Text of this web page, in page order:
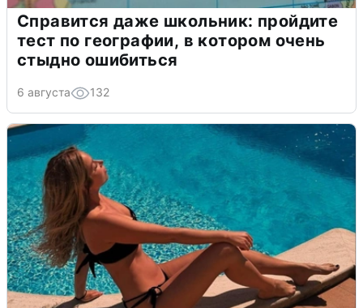
Справится даже школьник: пройдите
тест по географии, в котором очень
стыдно ошибиться
6 августа 132